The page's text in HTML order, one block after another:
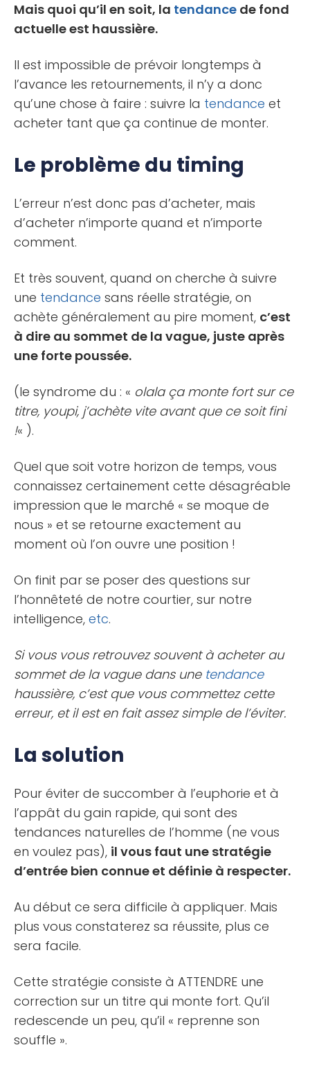
Mais quoi qu’il en soit, la tendance de fond
actuelle est haussière.
Il est impossible de prévoir longtemps à
l’avance les retournements, il n’y a donc
qu’une chose à faire : suivre la tendance et
acheter tant que ça continue de monter.
Le problème du timing
L’erreur n’est donc pas d’acheter, mais
d’acheter n’importe quand et n’importe
comment.
Et très souvent, quand on cherche à suivre
une tendance sans réelle stratégie, on
achète généralement au pire moment, c’est
à dire au sommet de la vague, juste après
une forte poussée.
(le syndrome du : « olala ça monte fort sur ce
titre, youpi, j’achète vite avant que ce soit fini
!« ).
Quel que soit votre horizon de temps, vous
connaissez certainement cette désagréable
impression que le marché « se moque de
nous » et se retourne exactement au
moment où l’on ouvre une position !
On finit par se poser des questions sur
l’honnêteté de notre courtier, sur notre
intelligence, etc.
Si vous vous retrouvez souvent à acheter au
sommet de la vague dans une tendance
haussière, c’est que vous commettez cette
erreur, et il est en fait assez simple de l’éviter.
La solution
Pour éviter de succomber à l’euphorie et à
l’appât du gain rapide, qui sont des
tendances naturelles de l’homme (ne vous
en voulez pas), il vous faut une stratégie
d’entrée bien connue et définie à respecter.
Au début ce sera difficile à appliquer. Mais
plus vous constaterez sa réussite, plus ce
sera facile.
Cette stratégie consiste à ATTENDRE une
correction sur un titre qui monte fort. Qu’il
redescende un peu, qu’il « reprenne son
souffle ».